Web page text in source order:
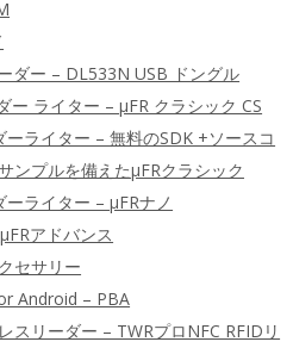
ダー – DL533N USB ドングル
ー ライター – μFR クラシック CS
ーライター – 無料のSDK +ソースコ
ンプルを備えたμFRクラシック
ーライター – μFRナノ
アドバンス
セサリー
Android – PBA
スリーダー – TWRプロNFC RFIDリ